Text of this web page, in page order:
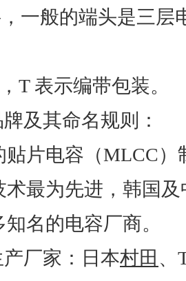
一般的端头是三层
T 表示编带包装。
及其命名规则：
贴片电容（MLCC
术最为先进，韩国
名的电容厂商。
厂家：日本村田 、